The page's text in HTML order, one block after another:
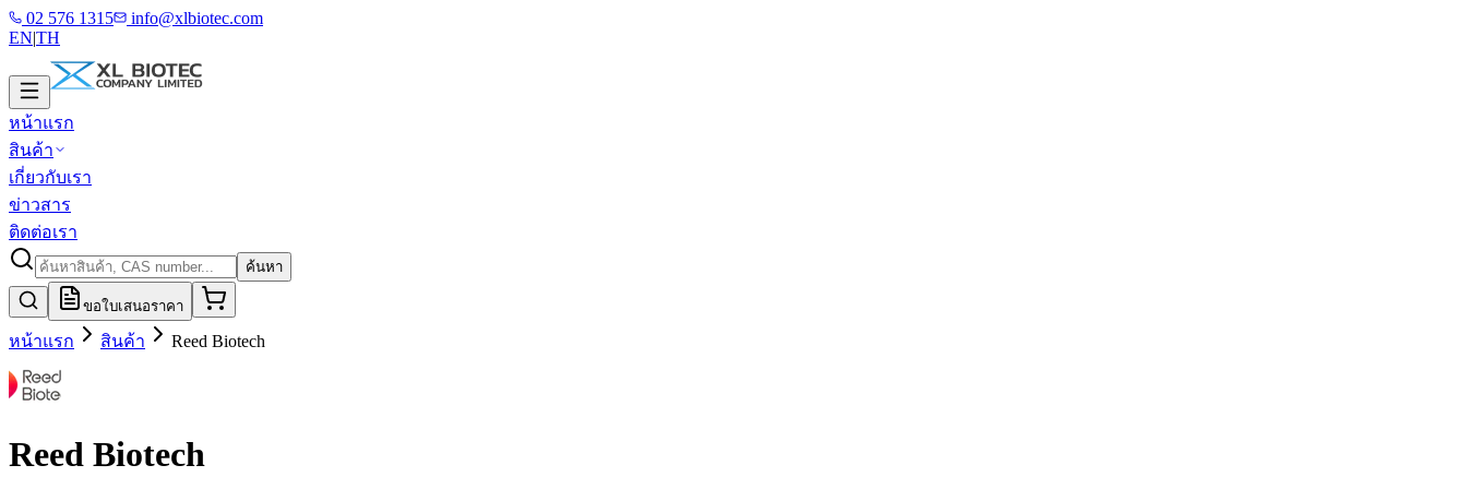
02 576 1315
info@xlbiotec.com
EN|TH
หน้าแรก
สินค้า
เกี่ยวกับเรา
ข่าวสาร
ติดต่อเรา
ค้นหา
ขอใบเสนอราคา
หน้าแรก สินค้า Reed Biotech
Reed Biotech